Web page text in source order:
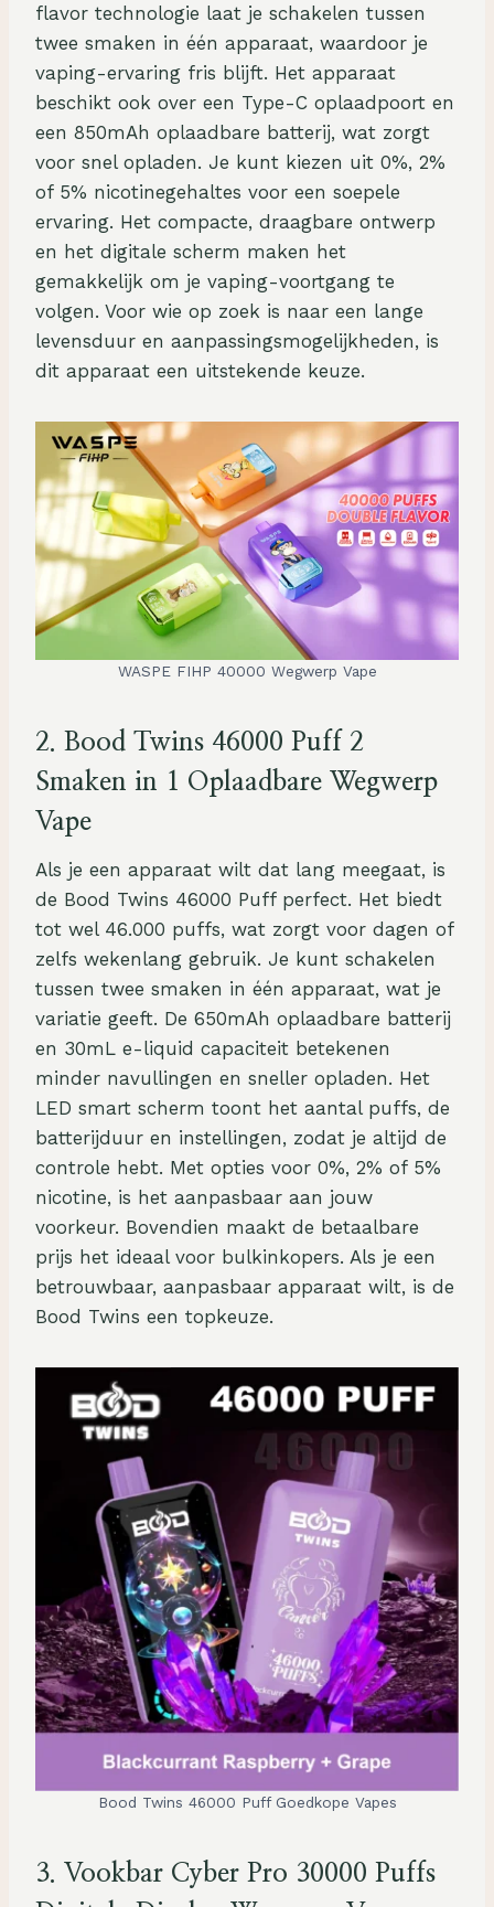
flavor technologie laat je schakelen tussen
twee smaken in één apparaat, waardoor je
vaping-ervaring fris blijft. Het apparaat
beschikt ook over een Type-C oplaadpoort en
een 850mAh oplaadbare batterij, wat zorgt
voor snel opladen. Je kunt kiezen uit 0%, 2%
of 5% nicotinegehaltes voor een soepele
ervaring. Het compacte, draagbare ontwerp
en het digitale scherm maken het
gemakkelijk om je vaping-voortgang te
volgen. Voor wie op zoek is naar een lange
levensduur en aanpassingsmogelijkheden, is
dit apparaat een uitstekende keuze.
WASPE FIHP 40000 Wegwerp Vape
2. Bood Twins 46000 Puff 2
Smaken in 1 Oplaadbare Wegwerp
Vape
Als je een apparaat wilt dat lang meegaat, is
de Bood Twins 46000 Puff perfect. Het biedt
tot wel 46.000 puffs, wat zorgt voor dagen of
zelfs wekenlang gebruik. Je kunt schakelen
tussen twee smaken in één apparaat, wat je
variatie geeft. De 650mAh oplaadbare batterij
en 30mL e-liquid capaciteit betekenen
minder navullingen en sneller opladen. Het
LED smart scherm toont het aantal puffs, de
batterijduur en instellingen, zodat je altijd de
controle hebt. Met opties voor 0%, 2% of 5%
nicotine, is het aanpasbaar aan jouw
voorkeur. Bovendien maakt de betaalbare
prijs het ideaal voor bulkinkopers. Als je een
betrouwbaar, aanpasbaar apparaat wilt, is de
Bood Twins een topkeuze.
Bood Twins 46000 Puff Goedkope Vapes
3. Vookbar Cyber Pro 30000 Puffs